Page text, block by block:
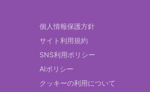
個人情報保護方針
サイト利用規約
SNS利用ポリシー
AIポリシー
クッキーの利用について